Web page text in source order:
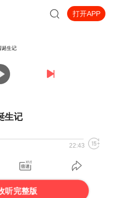
打开APP
生记
22:43
听完整版